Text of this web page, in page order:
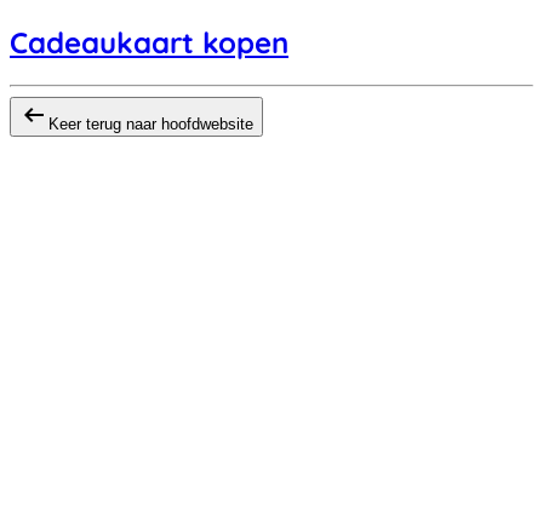
Cadeaukaart kopen
arrow_left_alt Keer terug naar hoofdwebsite